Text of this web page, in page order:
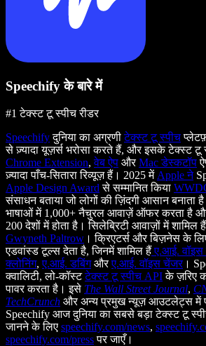
Speechify के बारे में
#1 टेक्स्ट टू स्पीच रीडर
Speechifyदुनिया का अग्रणीटेक्स्ट टू स्पीच
से ज़्यादा यूज़र्स भरोसा करते हैं, और इसके टेक्स्ट टू
Chrome Extension,वेब ऐप औरMac डेस्कटॉप
ज़्यादा पाँच-सितारा रिव्यूज़ हैं। 2025 में Apple ने
Apple Design Award से सम्मानित किया
संसाधन बताया जो लोगों की ज़िंदगी आसान बनाता
भाषाओं में 1,000+ नैचुरल आवाज़ें ऑफर करता है
200 देशों में होता है। सिलेब्रिटी आवाज़ों में शामिल हैं
Gwyneth Paltrow । क्रिएटर्स और बिज़नेस के
एडवांस्ड टूल्स देता है, जिनमें शामिल हैंए.आई.
क्लोनिंग,ए.आई. डबिंगऔरए.आई. वॉइस चेंजर।
क्वालिटी, लो-कॉस्टटेक्स्ट टू स्पीच APIके ज़रिए
पावर करता है। इसे The Wall Street Journal,
TechCrunch और अन्य प्रमुख न्यूज़ आउटलेट्स में
Speechify आज दुनिया का सबसे बड़ा टेक्स्ट टू
जानने के लिए speechify.com/news,
speechify.com/pressपर जाएँ।